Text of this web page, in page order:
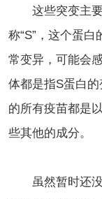
这些突变主
称“S”，这个蛋
常变异，可能会
体都是指S蛋白
的所有疫苗都是
些其他的成分。
虽然暂时还